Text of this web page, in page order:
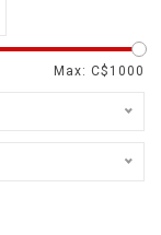
Max: C$ 1000